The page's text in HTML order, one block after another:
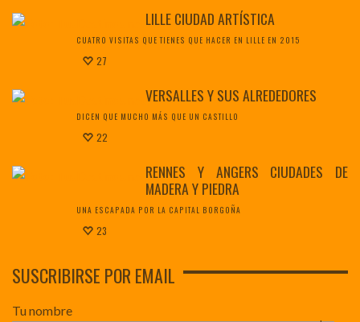
LILLE CIUDAD ARTÍSTICA
CUATRO VISITAS QUE TIENES QUE HACER EN LILLE EN 2015
27
VERSALLES Y SUS ALREDEDORES
DICEN QUE MUCHO MÁS QUE UN CASTILLO
22
RENNES Y ANGERS CIUDADES DE
MADERA Y PIEDRA
UNA ESCAPADA POR LA CAPITAL BORGOÑA
23
SUSCRIBIRSE POR EMAIL
Tu nombre